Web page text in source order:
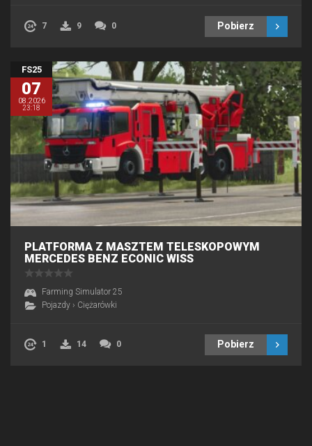
7 9 0 Pobierz
FS25
07
08.2026
23:18
PLATFORMA Z MASZTEM TELESKOPOWYM
MERCEDES BENZ ECONIC WISS
Farming Simulator 25
Pojazdy › Ciężarówki
1 14 0 Pobierz